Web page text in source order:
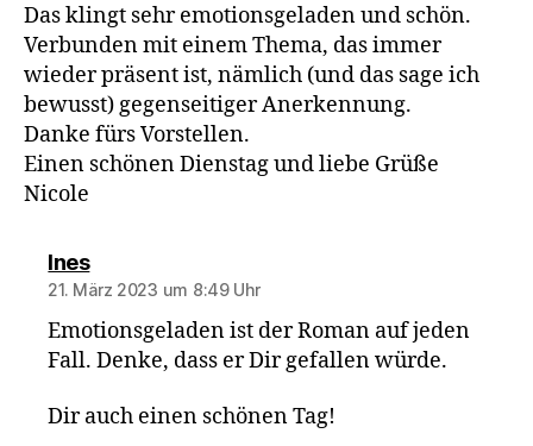
Das klingt sehr emotionsgeladen und schön.
Verbunden mit einem Thema, das immer
wieder präsent ist, nämlich (und das sage ich
bewusst) gegenseitiger Anerkennung.
Danke fürs Vorstellen.
Einen schönen Dienstag und liebe Grüße
Nicole
Inessagt:
21. März 2023 um 8:49 Uhr
Emotionsgeladen ist der Roman auf jeden
Fall. Denke, dass er Dir gefallen würde.
Dir auch einen schönen Tag!